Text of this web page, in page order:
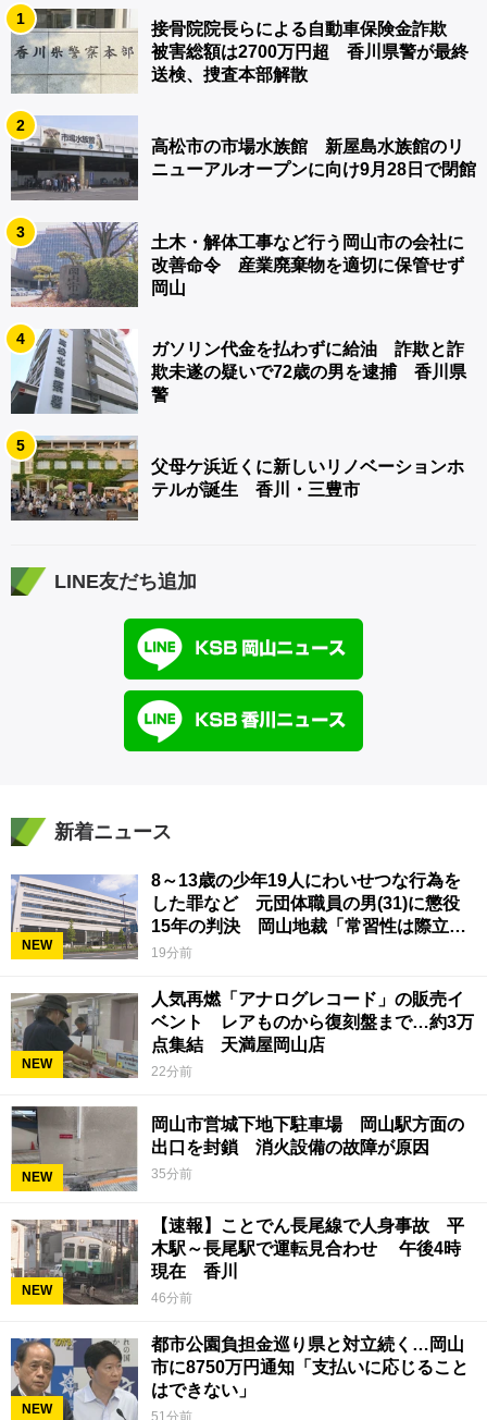
1
接骨院院長らによる自動車保険金詐欺
被害総額は2700万円超 香川県警が最終
送検、捜査本部解散
2
高松市の市場水族館 新屋島水族館のリ
ニューアルオープンに向け9月28日で閉館
3
土木・解体工事など行う岡山市の会社に
改善命令 産業廃棄物を適切に保管せず
岡山
4
ガソリン代金を払わずに給油 詐欺と詐
欺未遂の疑いで72歳の男を逮捕 香川県
警
5
父母ケ浜近くに新しいリノベーションホ
テルが誕生 香川・三豊市
LINE友だち追加
新着ニュース
NEW
8～13歳の少年19人にわいせつな行為を
した罪など 元団体職員の男(31)に懲役
15年の判決 岡山地裁「常習性は際立っ
ていて被害結果も非常に重い」
19分前
NEW
人気再燃「アナログレコード」の販売イ
ベント レアものから復刻盤まで…約3万
点集結 天満屋岡山店
22分前
NEW
岡山市営城下地下駐車場 岡山駅方面の
出口を封鎖 消火設備の故障が原因
35分前
NEW
【速報】ことでん長尾線で人身事故 平
木駅～長尾駅で運転見合わせ 午後4時
現在 香川
46分前
NEW
都市公園負担金巡り県と対立続く…岡山
市に8750万円通知「支払いに応じること
はできない」
51分前